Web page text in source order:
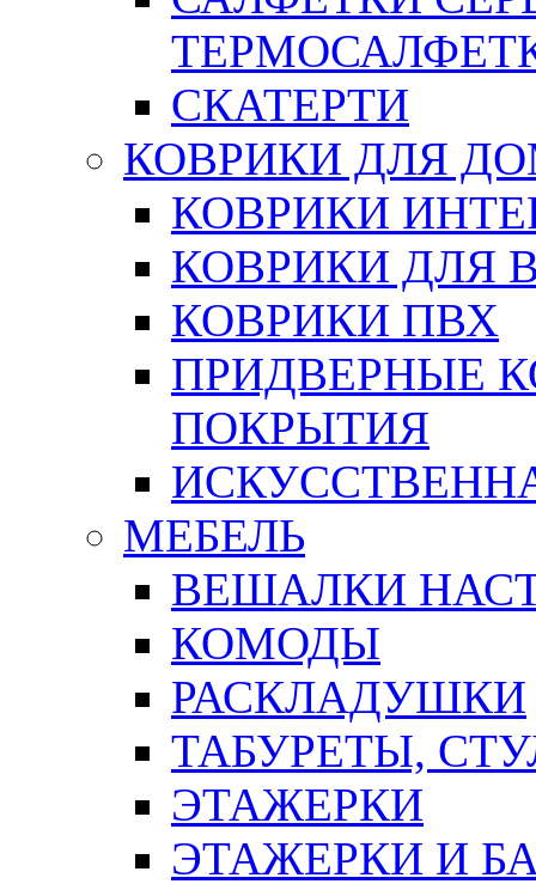
СКАТЕРТИ
КОВРИКИ ДЛЯ
КОВРИКИ
КОВРИКИ ДЛЯ
КОВРИКИ ПВХ
ПРИДВЕРНЫЕ
ПОКРЫТИЯ
МЕБЕЛЬ
ВЕШАЛКИ
КОМОДЫ
РАСКЛАДУШКИ
ТАБУРЕТЫ,
ЭТАЖЕРКИ
ЭТАЖЕРКИ И